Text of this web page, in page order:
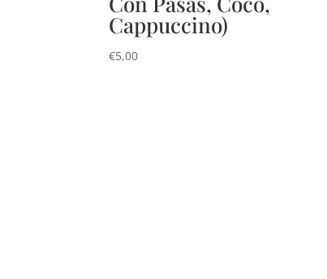
Cappuccino)
€5,00